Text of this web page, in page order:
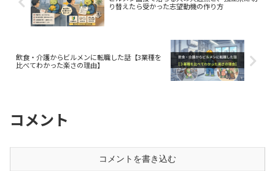
り替えたら受かった志望動機の作り方
飲食・介護からビルメンに転職した話【3業種を
比べてわかった楽さの理由】
コメント
コメントを書き込む